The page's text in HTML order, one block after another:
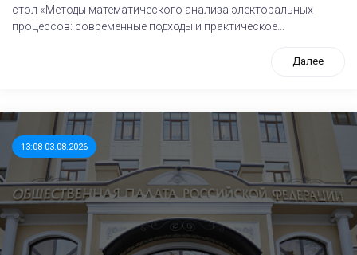
стол «Методы математического анализа электоральных
процессов: современные подходы и практическое...
Далее
13:08 03.08.2026